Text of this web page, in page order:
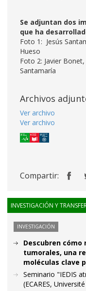
Se adjuntan dos
que ha
Foto 1: Jesús
Hueso
Foto 2: Javier
Santamaría
Archivos
Ver archivo
Ver archivo
Compartir:
INVESTIGACIÓN Y
INVESTIGACIÓN
Descubren
tumorales, una
moléculas clave
Seminario "IEDIS
(ECARES,